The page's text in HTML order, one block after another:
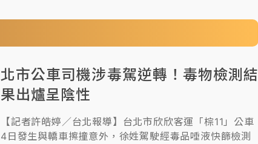
北市公車司機涉毒駕逆轉！毒物檢測結
果出爐呈陰性
【記者許皓婷／台北報導】台北市欣欣客運「棕11」公車
4日發生與轎車擦撞意外，徐姓駕駛經毒品唾液快篩檢測